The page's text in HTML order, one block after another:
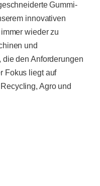
Gummi-
innovativen
wieder zu
und
den Anforderungen
Fokus liegt auf
Agro und